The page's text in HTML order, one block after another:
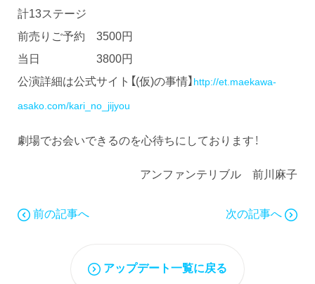
計13ステージ
前売りご予約 3500円
当日 3800円
公演詳細は公式サイト【(仮)の事情】http://et.maekawa-
asako.com/kari_no_jijyou
劇場でお会いできるのを心待ちにしております！
アンファンテリブル 前川麻子
前の記事へ 次の記事へ
アップデート一覧に戻る